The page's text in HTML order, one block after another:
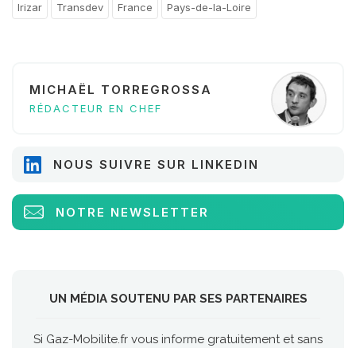
Irizar Transdev France Pays-de-la-Loire
MICHAËL TORREGROSSA
RÉDACTEUR EN CHEF
NOUS SUIVRE SUR LINKEDIN
NOTRE NEWSLETTER
UN MÉDIA SOUTENU PAR SES PARTENAIRES
Si Gaz-Mobilite.fr vous informe gratuitement et sans